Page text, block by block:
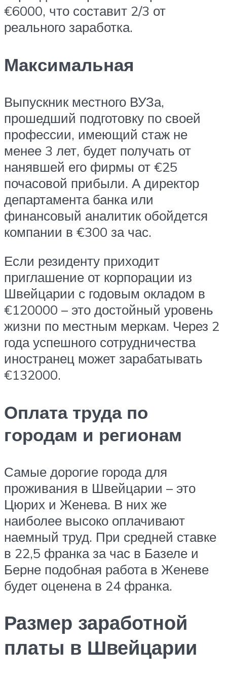
€6000, что составит 2/3 от
реального заработка.
Максимальная
Выпускник местного ВУЗа,
прошедший подготовку по своей
профессии, имеющий стаж не
менее 3 лет, будет получать от
нанявшей его фирмы от €25
почасовой прибыли. А директор
департамента банка или
финансовый аналитик обойдется
компании в €300 за час.
Если резиденту приходит
приглашение от корпорации из
Швейцарии с годовым окладом в
€120000 – это достойный уровень
жизни по местным меркам. Через 2
года успешного сотрудничества
иностранец может зарабатывать
€132000.
Оплата труда по
городам и регионам
Самые дорогие города для
проживания в Швейцарии – это
Цюрих и Женева. В них же
наиболее высоко оплачивают
наемный труд. При средней ставке
в 22,5 франка за час в Базеле и
Берне подобная работа в Женеве
будет оценена в 24 франка.
Размер заработной
платы в Швейцарии